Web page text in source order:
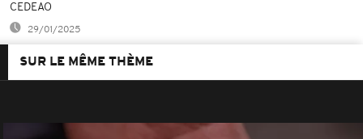
CEDEAO
29/01/2025
SUR LE MÊME THÈME